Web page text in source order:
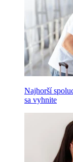
Najhorší
sa vyhnite